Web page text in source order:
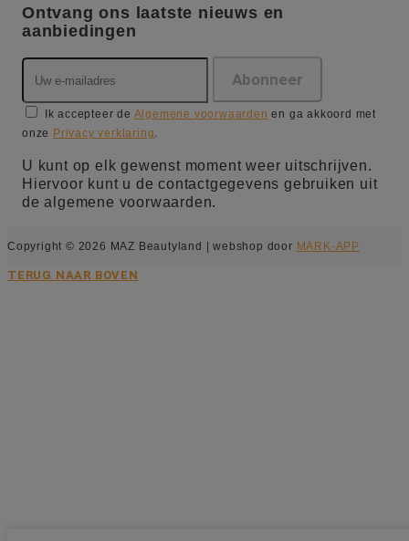
Ontvang ons laatste nieuws en
aanbiedingen
Ik accepteer de Algemene voorwaarden en ga akkoord met
onze Privacy verklaring.
U kunt op elk gewenst moment weer uitschrijven.
Hiervoor kunt u de contactgegevens gebruiken uit
de algemene voorwaarden.
Copyright © 2026 MAZ Beautyland | webshop door MARK-APP
TERUG NAAR BOVEN